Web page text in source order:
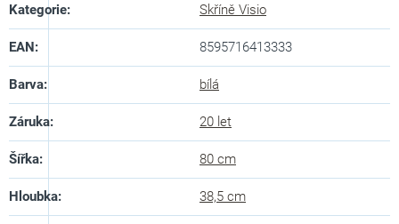
Kategorie: Skříně Visio
EAN: 8595716413333
Barva: bílá
Záruka: 20 let
Šířka: 80 cm
Hloubka: 38,5 cm